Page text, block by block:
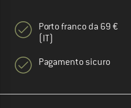
Porto franco da 69 €
(IT)
Pagamento sicuro